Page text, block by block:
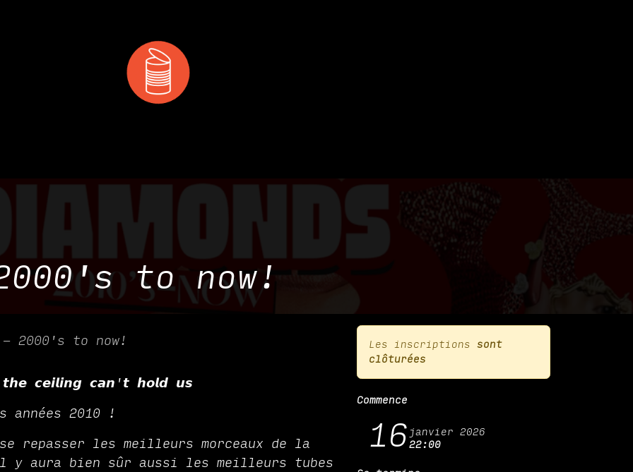
to now!
- 2000's to now!
𝙘𝙚𝙞𝙡𝙞𝙣𝙜 𝙘𝙖𝙣'𝙩 𝙝𝙤𝙡𝙙 𝙪𝙨
années 2010 !
repasser les meilleurs morceaux de la
y aura bien sûr aussi les meilleurs tubes
Les inscriptions sont
clôturées
Commence
16 janvier 2026
22:00